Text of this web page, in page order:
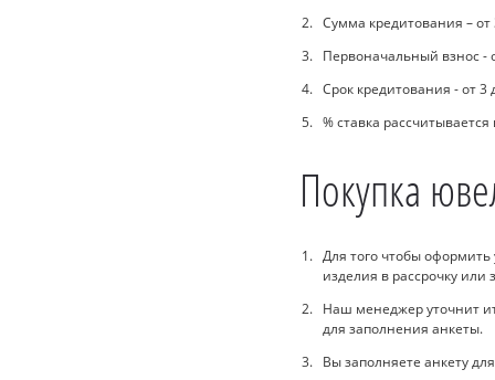
Сумма кредитования – от
Первоначальный взнос -
Срок кредитования - от 3
% ставка
Покупка
Для того чтобы
изделия в рассрочку или
Наш менеджер уточнит
для заполнения анкеты.
Вы заполняете анкету